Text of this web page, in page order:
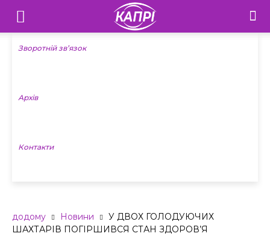
Телебачення
«Капрі»
Новини
Зворотній зв’язок
Архів
Контакти
додому Новини
У ДВОХ ГОЛОДУЮЧИХ
ШАХТАРІВ ПОГІРШИВСЯ СТАН ЗДОРОВ’Я